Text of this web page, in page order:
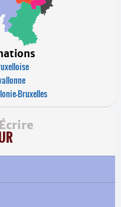
Bruxelles